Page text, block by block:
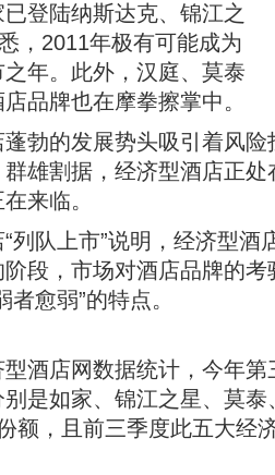
登陆纳斯达克、锦江之
，2011年极有可能成为
年。此外，汉庭、莫泰
品牌也在摩拳擦掌中。
的发展势头吸引着风险
雄割据，经济型酒店正
来临。
队上市”说明，经济型酒
段，市场对酒店品牌的
愈弱”的特点。
店网数据统计，今年第
是如家、锦江之星、莫
额，且前三季度此五大经